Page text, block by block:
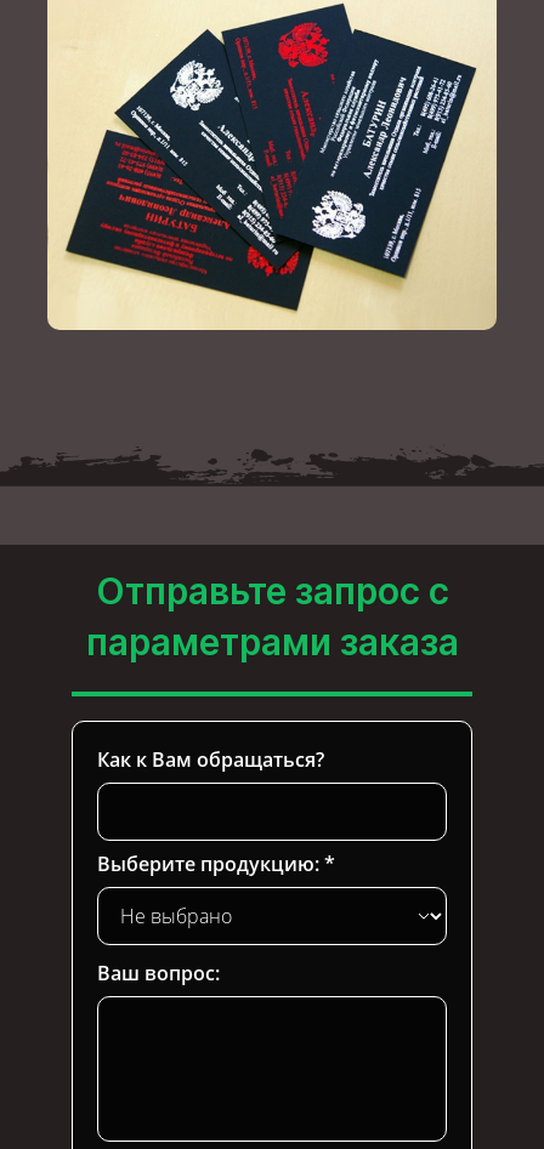
Отправьте запрос с
параметрами заказа
Как к Вам обращаться?
Выберите продукцию:
Ваш вопрос: